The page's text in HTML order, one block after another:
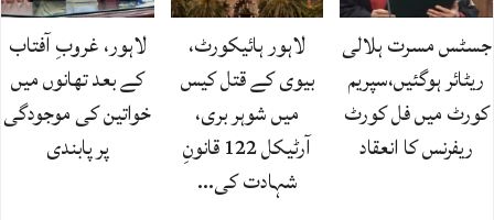
جسٹس مسرت ہلالی
ریٹائر ہوگئیں،سپریم
کورٹ میں فل کورٹ
ریفرنس کا انعقاد
لاہور ہائیکورٹ،
بیوی کے قتل کیس
میں شوہر بری،
آرٹیکل 122 قانونِ
شہادت کی…
لاہور، غروبِ آفتاب
کے بعد تھانوں میں
خواتین کی موجودگی
پر پابندی